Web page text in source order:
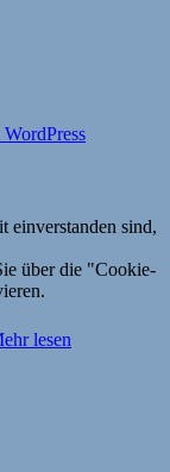
einverstanden sind,
über die "Cookie-
lesen